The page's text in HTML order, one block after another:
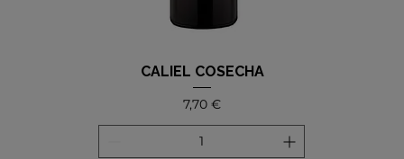
CALIEL COSECHA
Precio
7,70 €